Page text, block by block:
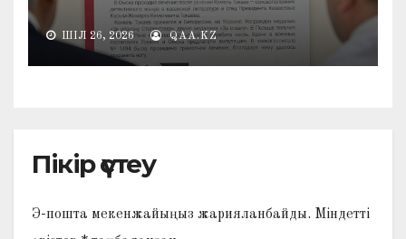
ШІЛ 26, 2026 QAA.KZ
Пікір үстеу
Э-пошта мекенжайыңыз жарияланбайды. Міндетті